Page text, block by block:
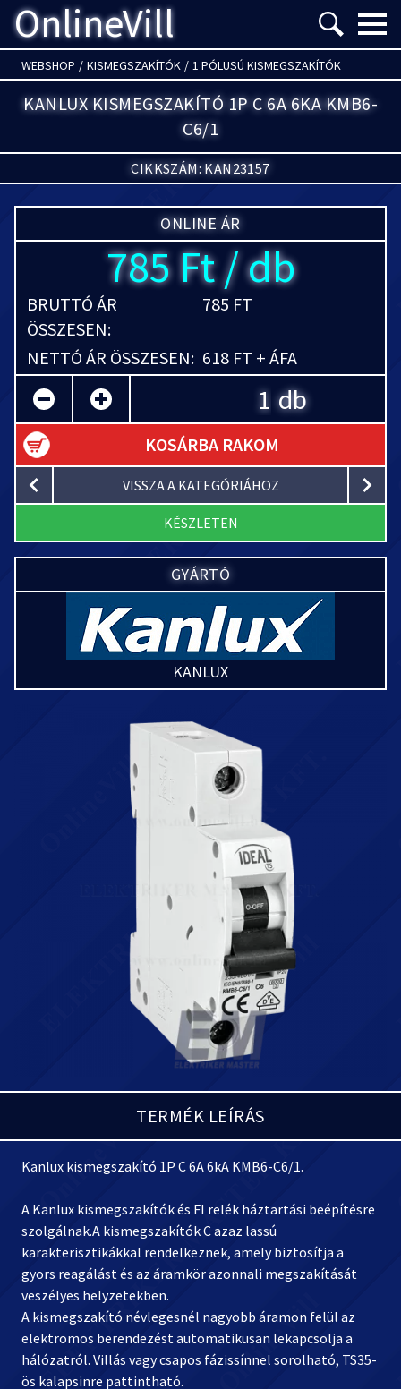
OnlineVill Menü
WEBSHOP / KISMEGSZAKÍTÓK / 1 PÓLUSÚ KISMEGSZAKÍTÓK
KANLUX KISMEGSZAKÍTÓ 1P C 6A 6KA KMB6-
C6/1
CIKKSZÁM: KAN23157
ONLINE ÁR
785 Ft / db
BRUTTÓ ÁR
ÖSSZESEN:
785 FT
NETTÓ ÁR ÖSSZESEN: 618 FT + ÁFA
db
KOSÁRBA RAKOM
VISSZA A KATEGÓRIÁHOZ
KÉSZLETEN
GYÁRTÓ
KANLUX
TERMÉK LEÍRÁS
Kanlux kismegszakító 1P C 6A 6kA KMB6-C6/1.
A Kanlux kismegszakítók és FI relék háztartási beépítésre
szolgálnak.A kismegszakítók C azaz lassú
karakterisztikákkal rendelkeznek, amely biztosítja a
gyors reagálást és az áramkör azonnali megszakítását
veszélyes helyzetekben.
A kismegszakító névlegesnél nagyobb áramon felül az
elektromos berendezést automatikusan lekapcsolja a
hálózatról. Villás vagy csapos fázissínnel sorolható, TS35-
ös kalapsinre pattintható.